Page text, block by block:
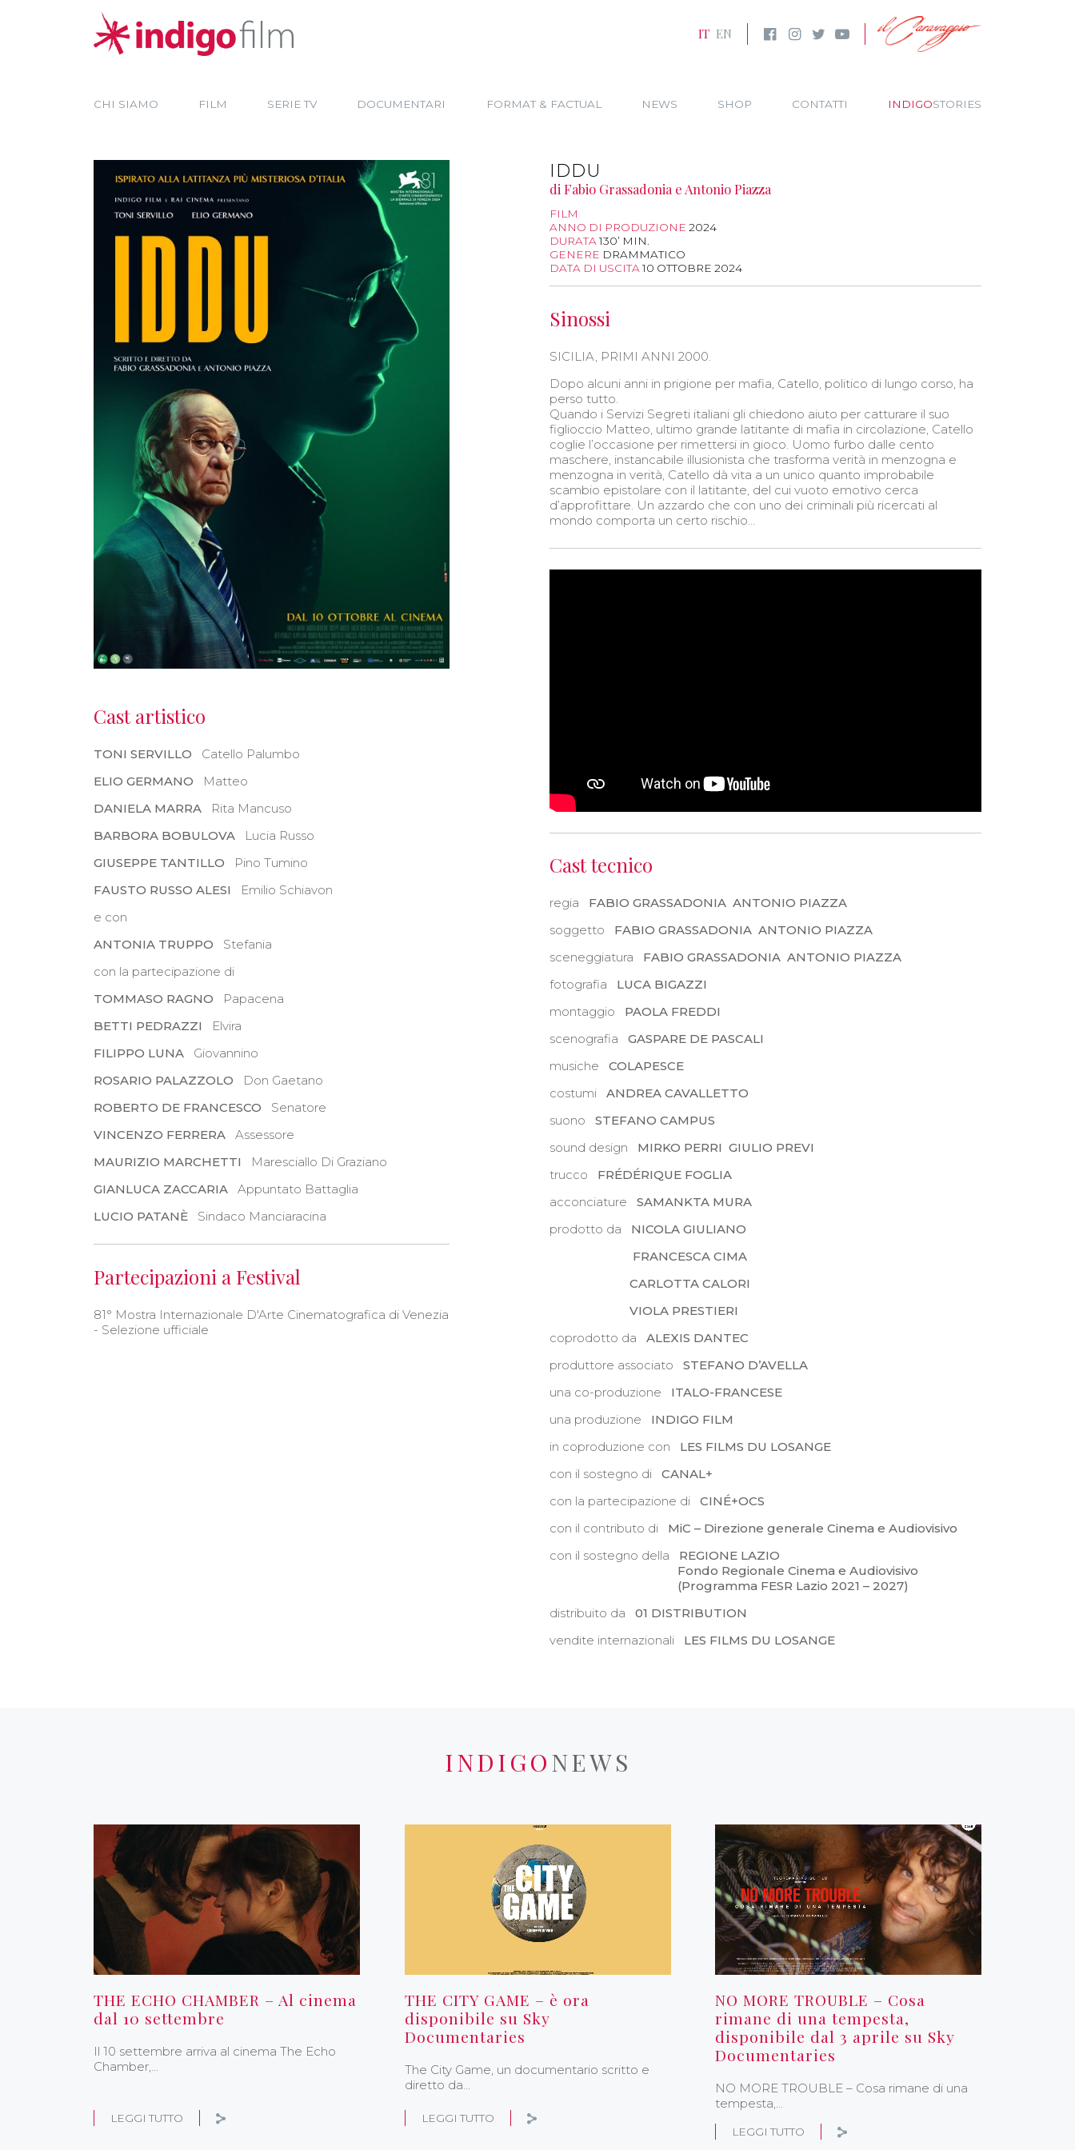
IT EN
CHI SIAMO FILM SERIE TV DOCUMENTARI FORMAT & FACTUAL NEWS SHOP CONTATTI INDIGOSTORIES
IDDU
di Fabio Grassadonia e Antonio Piazza
FILM
ANNO DI PRODUZIONE 2024
DURATA130’ MIN.
GENERE DRAMMATICO
DATA DI USCITA10 OTTOBRE 2024
Sinossi
SICILIA, PRIMI ANNI 2000.
Dopo alcuni anni in prigione per mafia, Catello, politico di lungo corso, ha
perso tutto.
Quando i Servizi Segreti italiani gli chiedono aiuto per catturare il suo
figlioccio Matteo, ultimo grande latitante di mafia in circolazione, Catello
coglie l’occasione per rimettersi in gioco. Uomo furbo dalle cento
maschere, instancabile illusionista che trasforma verità in menzogna e
menzogna in verità, Catello dà vita a un unico quanto improbabile
scambio epistolare con il latitante, del cui vuoto emotivo cerca
d’approfittare. Un azzardo che con uno dei criminali più ricercati al
mondo comporta un certo rischio…
Cast tecnico
regia FABIO GRASSADONIA ANTONIO PIAZZA
soggetto FABIO GRASSADONIA ANTONIO PIAZZA
sceneggiatura FABIO GRASSADONIA ANTONIO PIAZZA
fotografia LUCA BIGAZZI
montaggio PAOLA FREDDI
scenografia GASPARE DE PASCALI
musiche COLAPESCE
costumi ANDREA CAVALLETTO
suono STEFANO CAMPUS
sound design MIRKO PERRI GIULIO PREVI
trucco FRÉDÉRIQUE FOGLIA
acconciature SAMANKTA MURA
prodotto da NICOLA GIULIANO
FRANCESCA CIMA
CARLOTTA CALORI
VIOLA PRESTIERI
coprodotto da ALEXIS DANTEC
produttore associato STEFANO D’AVELLA
una co-produzione ITALO-FRANCESE
una produzione INDIGO FILM
in coproduzione con LES FILMS DU LOSANGE
con il sostegno di CANAL+
con la partecipazione di CINÉ+OCS
con il contributo di MiC – Direzione generale Cinema e Audiovisivo
con il sostegno della REGIONE LAZIO
Fondo Regionale Cinema e Audiovisivo
(Programma FESR Lazio 2021 – 2027)
distribuito da 01 DISTRIBUTION
vendite internazionali LES FILMS DU LOSANGE
Cast artistico
TONI SERVILLO Catello Palumbo
ELIO GERMANO Matteo
DANIELA MARRA Rita Mancuso
BARBORA BOBULOVA Lucia Russo
GIUSEPPE TANTILLO Pino Tumino
FAUSTO RUSSO ALESI
Emilio Schiavon
e con
ANTONIA TRUPPO Stefania
con la partecipazione di
TOMMASO RAGNO Papacena
BETTI PEDRAZZI
Elvira
FILIPPO LUNA Giovannino
ROSARIO PALAZZOLO Don Gaetano
ROBERTO DE FRANCESCO Senatore
VINCENZO FERRERA Assessore
MAURIZIO MARCHETTI
Maresciallo Di Graziano
GIANLUCA ZACCARIA Appuntato Battaglia
LUCIO PATANÈ Sindaco Manciaracina
Partecipazioni a Festival
81° Mostra Internazionale D'Arte Cinematografica di Venezia
- Selezione ufficiale
INDIGONEWS
THE ECHO CHAMBER – Al cinema
dal 10 settembre
Il 10 settembre arriva al cinema The Echo
Chamber,…
LEGGI TUTTO
THE CITY GAME – è ora
disponibile su Sky
Documentaries
The City Game, un documentario scritto e
diretto da…
LEGGI TUTTO
NO MORE TROUBLE – Cosa
rimane di una tempesta,
disponibile dal 3 aprile su Sky
Documentaries
NO MORE TROUBLE – Cosa rimane di una
tempesta,…
LEGGI TUTTO